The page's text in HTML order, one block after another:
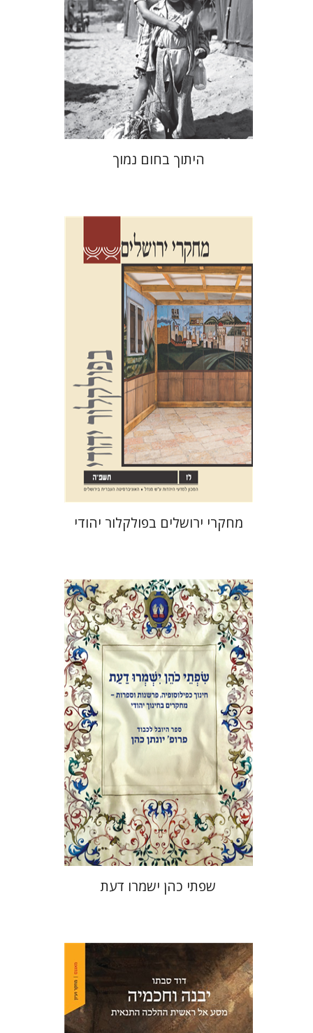
הנחת אתר ספר מודפס
$46
$41
היתוך בחום נמוך
שלום צבר גלית חזן-רוקם
סלמון
הנחת אתר ספר מודפס
$35
$32
מחקרי ירושלים בפולקלור יהודי
אלי הולצר אבינועם רוזנק
הנחת אתר ספר מודפס
$46
$41
שפתי כהן ישמרו דעת
דוד סבתו